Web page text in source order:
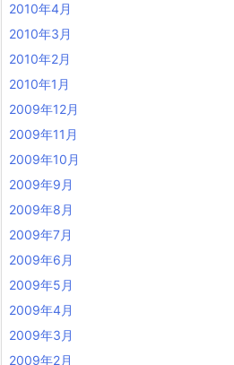
2010年4月
2010年3月
2010年2月
2010年1月
2009年12月
2009年11月
2009年10月
2009年9月
2009年8月
2009年7月
2009年6月
2009年5月
2009年4月
2009年3月
2009年2月